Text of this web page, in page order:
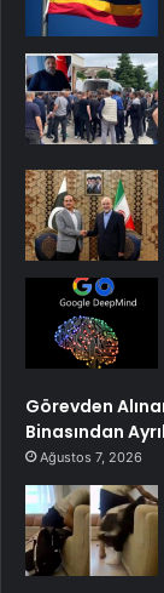
Görevden
Binasından
Ağustos 7, 2026